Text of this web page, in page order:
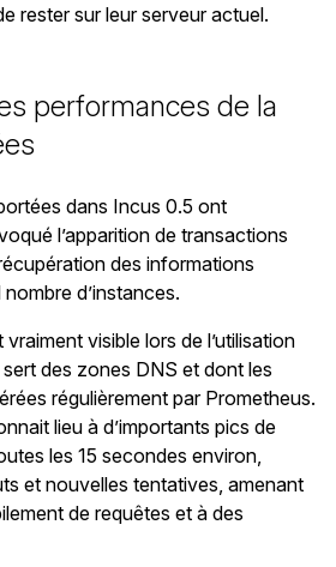
rester sur leur serveur actuel.
performances de la
dans Incus 0.5 ont
l’apparition de transactions
des informations
d’instances.
visible lors de l’utilisation
sert des zones DNS et dont les
régulièrement par Prometheus.
lieu à d’importants pics de
les 15 secondes environ,
et nouvelles tentatives, amenant
de requêtes et à des